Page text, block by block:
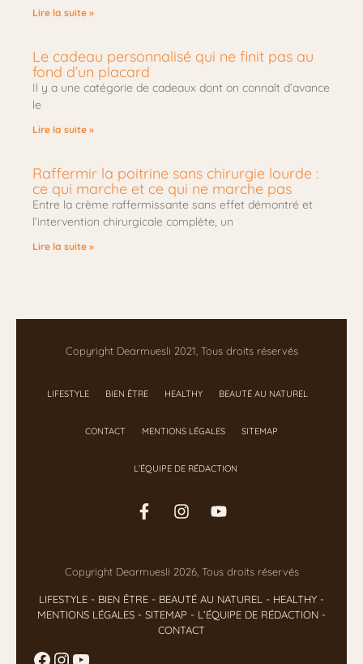
Lire la suite »
Le cadeau personnalisé qui ne finit pas au
fond d’un placard
Il y a une catégorie de cadeaux dont on connaît d’avance
le
Lire la suite »
Raffermir la poitrine sans chirurgie lourde :
ce qui marche et ce qui ne marche pas
Entre la crème raffermissante sans effet démontré et
l’intervention chirurgicale complète, un
Lire la suite »
Copyright Dearmuesli 2021, Tous droits réservés
LIFESTYLE BIEN ÊTRE HEALTHY BEAUTÉ AU NATUREL
CONTACT MENTIONS LÉGALES SITEMAP
L’ÉQUIPE DE RÉDACTION
Copyright Dearmuesli 2026, Tous droits réservés
LIFESTYLE - BIEN ÊTRE - BEAUTÉ AU NATUREL - HEALTHY -
MENTIONS LÉGALES - SITEMAP - L’ÉQUIPE DE RÉDACTION -
CONTACT